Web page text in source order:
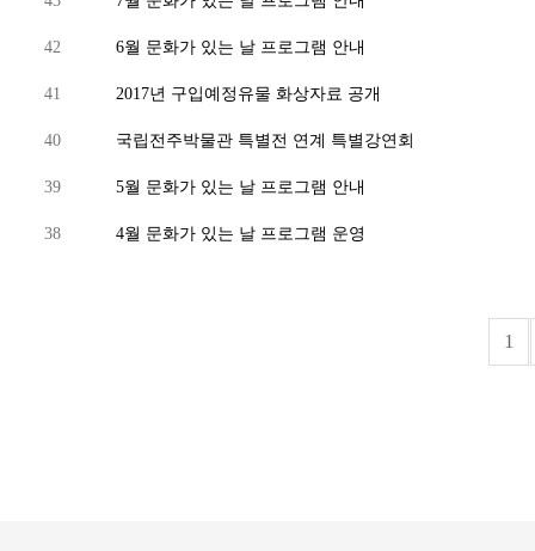
42 6월 문화가 있는 날 프로그램 안내
41 2017년 구입예정유물 화상자료 공개
40 국립전주박물관 특별전 연계 특별강연회
39 5월 문화가 있는 날 프로그램 안내
38 4월 문화가 있는 날 프로그램 운영
1